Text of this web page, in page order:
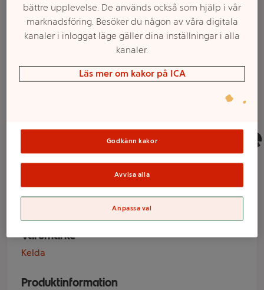
Matlagningsgrädde
lång hållbarhet
15% 5dl Kelda
Varumärke
Kelda
Produktinformation
Välj butik och handla
Sortimentet kan variera mellan butikerna
bättre upplevelse. De används också som hjälp i vår
marknadsföring. Besöker du någon av våra digitala
kanaler i inloggat läge gäller dina inställningar i alla
kanaler.
Läs mer om kakor på ICA
Godkänn kakor
Avvisa alla
Anpassa val